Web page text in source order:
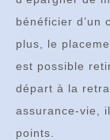
bénéficier d’un
plus, le
est possible
départ à la
assurance-vie,
points.